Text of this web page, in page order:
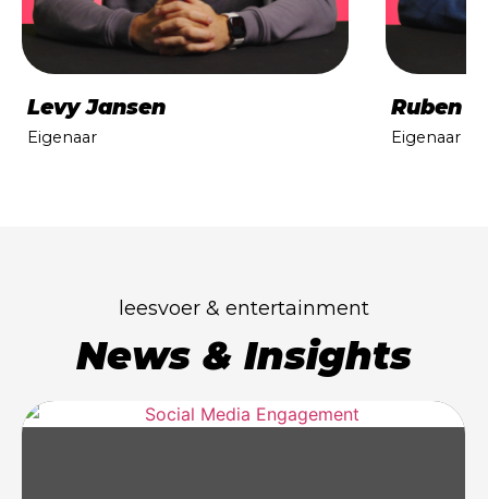
Levy Jansen
Eigenaar
Ruben
Eigenaar
leesvoer & entertainment
News & Insights